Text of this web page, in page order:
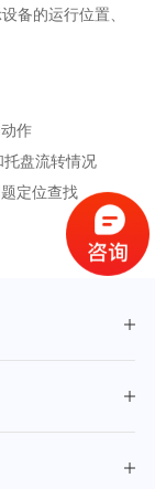
备的运行位置、
作
盘流转情况
定位查找